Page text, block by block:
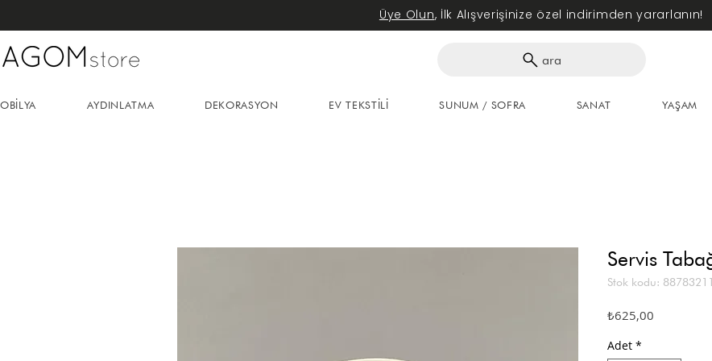
Üye Olun, İlk Alışverişinize özel indirimden yararlanın!
ara
Servis
Stok kodu: 88783211
₺625,00Fiyat
Adet *
AYDINLATMA DEKORASYON EV TEKSTİLİ SUNUM / SOFRA SANAT YAŞAM